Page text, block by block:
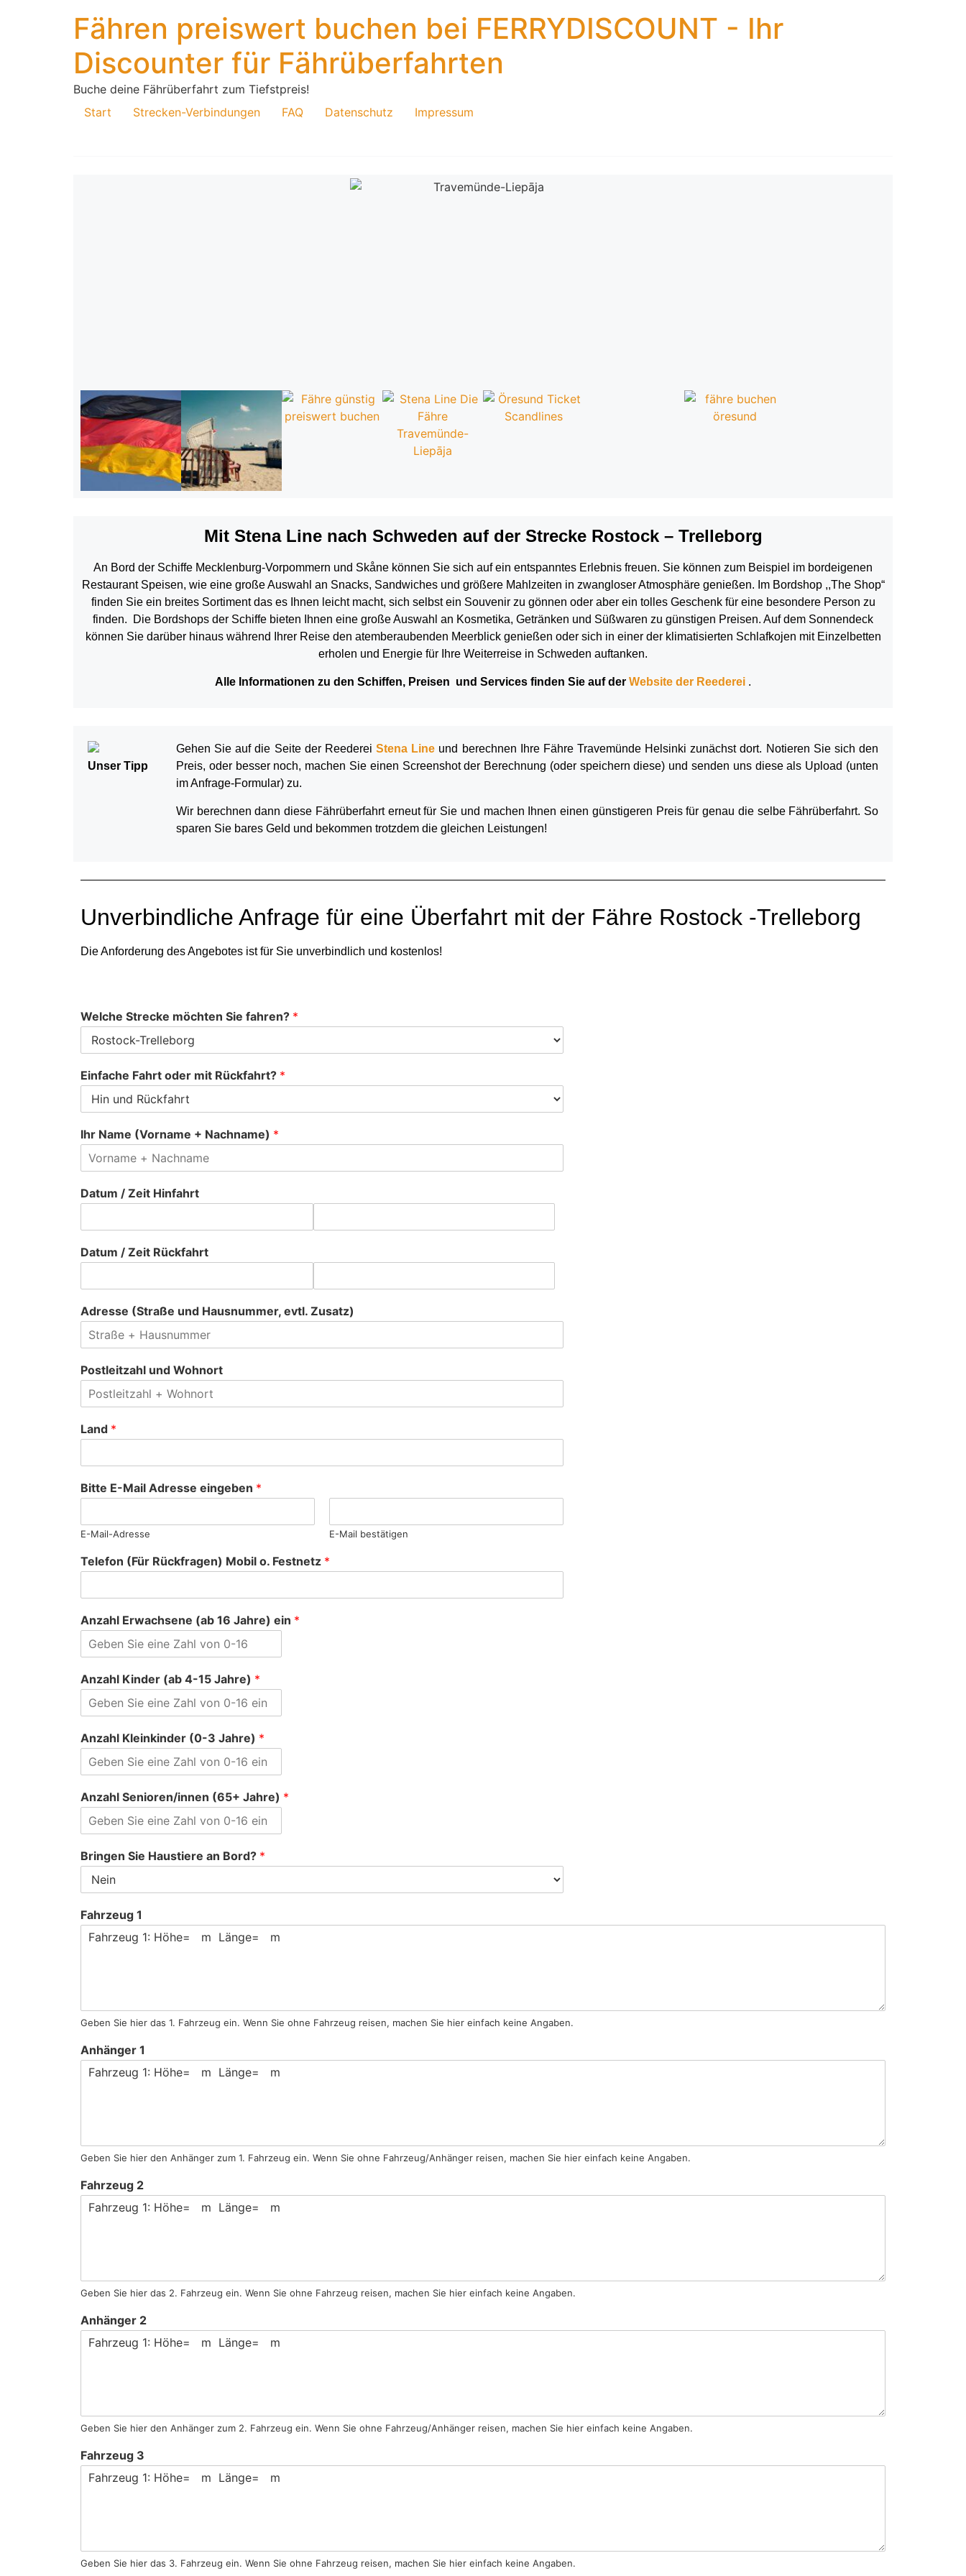
Fähren preiswert buchen bei FERRYDISCOUNT - Ihr
Discounter für Fährüberfahrten
Buche deine Fährüberfahrt zum Tiefstpreis!
Start
Strecken-Verbindungen FAQ Datenschutz Impressum
Mit Stena Line nach Schweden auf der Strecke Rostock – Trelleborg
An Bord der Schiffe Mecklenburg-Vorpommern und Skåne können Sie sich auf ein entspanntes Erlebnis freuen. Sie können zum Beispiel im bordeigenen
Restaurant Speisen, wie eine große Auswahl an Snacks, Sandwiches und größere Mahlzeiten in zwangloser Atmosphäre genießen. Im Bordshop ,,The Shop“
finden Sie ein breites Sortiment das es Ihnen leicht macht, sich selbst ein Souvenir zu gönnen oder aber ein tolles Geschenk für eine besondere Person zu
finden. Die Bordshops der Schiffe bieten Ihnen eine große Auswahl an Kosmetika, Getränken und Süßwaren zu günstigen Preisen. Auf dem Sonnendeck
können Sie darüber hinaus während Ihrer Reise den atemberaubenden Meerblick genießen oder sich in einer der klimatisierten Schlafkojen mit Einzelbetten
erholen und Energie für Ihre Weiterreise in Schweden auftanken.
Alle Informationen zu den Schiffen, Preisen und Services finden Sie auf der Website der Reederei .
Unser Tipp
Gehen Sie auf die Seite der ReedereiStena Line und berechnen Ihre Fähre Travemünde Helsinki zunächst dort. Notieren Sie sich den
Preis, oder besser noch, machen Sie einen Screenshot der Berechnung (oder speichern diese) und senden uns diese als Upload (unten
im Anfrage-Formular) zu.
Wir berechnen dann diese Fährüberfahrt erneut für Sie und machen Ihnen einen günstigeren Preis für genau die selbe Fährüberfahrt. So
sparen Sie bares Geld und bekommen trotzdem die gleichen Leistungen!
Unverbindliche Anfrage für eine Überfahrt mit der Fähre Rostock -Trelleborg
Die Anforderung des Angebotes ist für Sie unverbindlich und kostenlos!
Welche Strecke möchten Sie fahren? *
Einfache Fahrt oder mit Rückfahrt? *
Ihr Name (Vorname + Nachname) *
Datum / Zeit Hinfahrt
Datum / Zeit Rückfahrt
Adresse (Straße und Hausnummer, evtl. Zusatz)
Postleitzahl und Wohnort
Land *
Bitte E-Mail Adresse eingeben *
E-Mail-Adresse E-Mail bestätigen
Telefon (Für Rückfragen) Mobil o. Festnetz *
Anzahl Erwachsene (ab 16 Jahre) ein *
Anzahl Kinder (ab 4-15 Jahre) *
Anzahl Kleinkinder (0-3 Jahre) *
Anzahl Senioren/innen (65+ Jahre) *
Bringen Sie Haustiere an Bord? *
Fahrzeug 1
Geben Sie hier das 1. Fahrzeug ein. Wenn Sie ohne Fahrzeug reisen, machen Sie hier einfach keine Angaben.
Anhänger 1
Geben Sie hier den Anhänger zum 1. Fahrzeug ein. Wenn Sie ohne Fahrzeug/Anhänger reisen, machen Sie hier einfach keine Angaben.
Fahrzeug 2
Geben Sie hier das 2. Fahrzeug ein. Wenn Sie ohne Fahrzeug reisen, machen Sie hier einfach keine Angaben.
Anhänger 2
Geben Sie hier den Anhänger zum 2. Fahrzeug ein. Wenn Sie ohne Fahrzeug/Anhänger reisen, machen Sie hier einfach keine Angaben.
Fahrzeug 3
Geben Sie hier das 3. Fahrzeug ein. Wenn Sie ohne Fahrzeug reisen, machen Sie hier einfach keine Angaben.